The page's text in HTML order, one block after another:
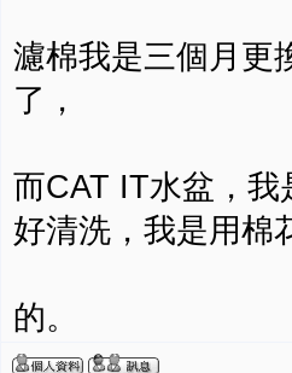
濾棉我是三個月更
了，
而CAT IT水盆，
好清洗，我是用棉
的。